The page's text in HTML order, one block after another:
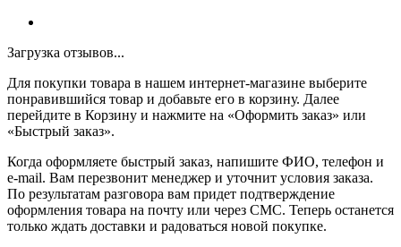
Загрузка отзывов...
Для покупки товара в нашем интернет-магазине выберите
понравившийся товар и добавьте его в корзину. Далее
перейдите в Корзину и нажмите на «Оформить заказ» или
«Быстрый заказ».
Когда оформляете быстрый заказ, напишите ФИО, телефон и
e-mail. Вам перезвонит менеджер и уточнит условия заказа.
По результатам разговора вам придет подтверждение
оформления товара на почту или через СМС. Теперь останется
только ждать доставки и радоваться новой покупке.